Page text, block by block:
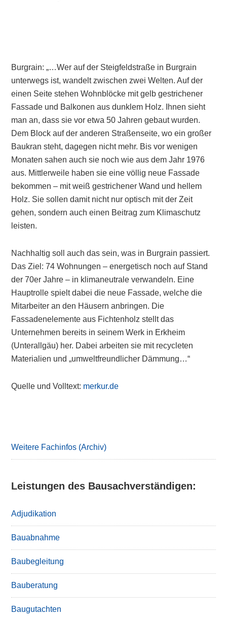
Burgrain: „…Wer auf der Steigfeldstraße in Burgrain
unterwegs ist, wandelt zwischen zwei Welten. Auf der
einen Seite stehen Wohnblöcke mit gelb gestrichener
Fassade und Balkonen aus dunklem Holz. Ihnen sieht
man an, dass sie vor etwa 50 Jahren gebaut wurden.
Dem Block auf der anderen Straßenseite, wo ein großer
Baukran steht, dagegen nicht mehr. Bis vor wenigen
Monaten sahen auch sie noch wie aus dem Jahr 1976
aus. Mittlerweile haben sie eine völlig neue Fassade
bekommen – mit weiß gestrichener Wand und hellem
Holz. Sie sollen damit nicht nur optisch mit der Zeit
gehen, sondern auch einen Beitrag zum Klimaschutz
leisten.
Nachhaltig soll auch das sein, was in Burgrain passiert.
Das Ziel: 74 Wohnungen – energetisch noch auf Stand
der 70er Jahre – in klimaneutrale verwandeln. Eine
Hauptrolle spielt dabei die neue Fassade, welche die
Mitarbeiter an den Häusern anbringen. Die
Fassadenelemente aus Fichtenholz stellt das
Unternehmen bereits in seinem Werk in Erkheim
(Unterallgäu) her. Dabei arbeiten sie mit recycleten
Materialien und „umweltfreundlicher Dämmung…“
Quelle und Volltext: merkur.de
Weitere Fachinfos (Archiv)
Leistungen des Bausachverständigen:
Adjudikation
Bauabnahme
Baubegleitung
Bauberatung
Baugutachten